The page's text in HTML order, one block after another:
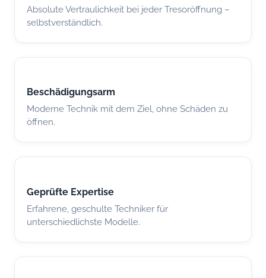
Absolute Vertraulichkeit bei jeder Tresoröffnung –
selbstverständlich.
Beschädigungsarm
Moderne Technik mit dem Ziel, ohne Schäden zu
öffnen.
Geprüfte Expertise
Erfahrene, geschulte Techniker für
unterschiedlichste Modelle.